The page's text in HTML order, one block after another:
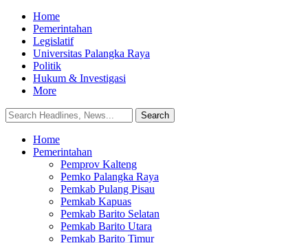
Home
Pemerintahan
Legislatif
Universitas Palangka Raya
Politik
Hukum & Investigasi
More
Home
Pemerintahan
Pemprov Kalteng
Pemko Palangka Raya
Pemkab Pulang Pisau
Pemkab Kapuas
Pemkab Barito Selatan
Pemkab Barito Utara
Pemkab Barito Timur